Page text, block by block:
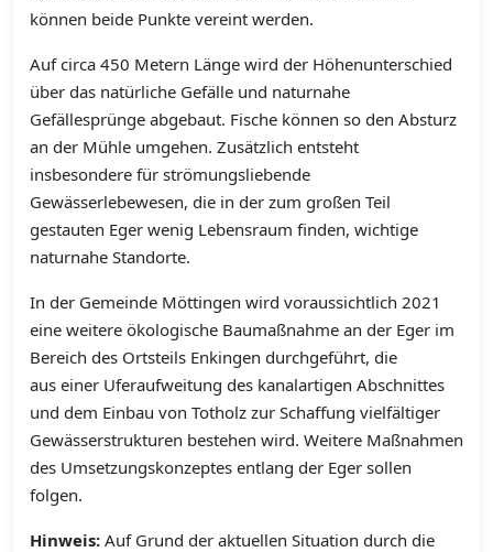
können beide Punkte vereint werden.
Auf circa 450 Metern Länge wird der Höhenunterschied
über das natürliche Gefälle und naturnahe
Gefällesprünge abgebaut. Fische können so den Absturz
an der Mühle umgehen. Zusätzlich entsteht
insbesondere für strömungsliebende
Gewässerlebewesen, die in der zum großen Teil
gestauten Eger wenig Lebensraum finden, wichtige
naturnahe Standorte.
In der Gemeinde Möttingen wird voraussichtlich 2021
eine weitere ökologische Baumaßnahme an der Eger im
Bereich des Ortsteils Enkingen durchgeführt, die
aus einer Uferaufweitung des kanalartigen Abschnittes
und dem Einbau von Totholz zur Schaffung vielfältiger
Gewässerstrukturen bestehen wird. Weitere Maßnahmen
des Umsetzungskonzeptes entlang der Eger sollen
folgen.
Hinweis: Auf Grund der aktuellen Situation durch die